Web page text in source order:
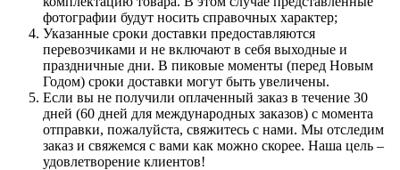
фотографии будут носить справочных характер;
Указанные сроки доставки предоставляются
перевозчиками и не включают в себя выходные и
праздничные дни. В пиковые моменты (перед Новым
Годом) сроки доставки могут быть увеличены.
Если вы не получили оплаченный заказ в течение 30
дней (60 дней для международных заказов) с момента
отправки, пожалуйста, свяжитесь с нами. Мы отследим
заказ и свяжемся с вами как можно скорее. Наша цель –
удовлетворение клиентов!